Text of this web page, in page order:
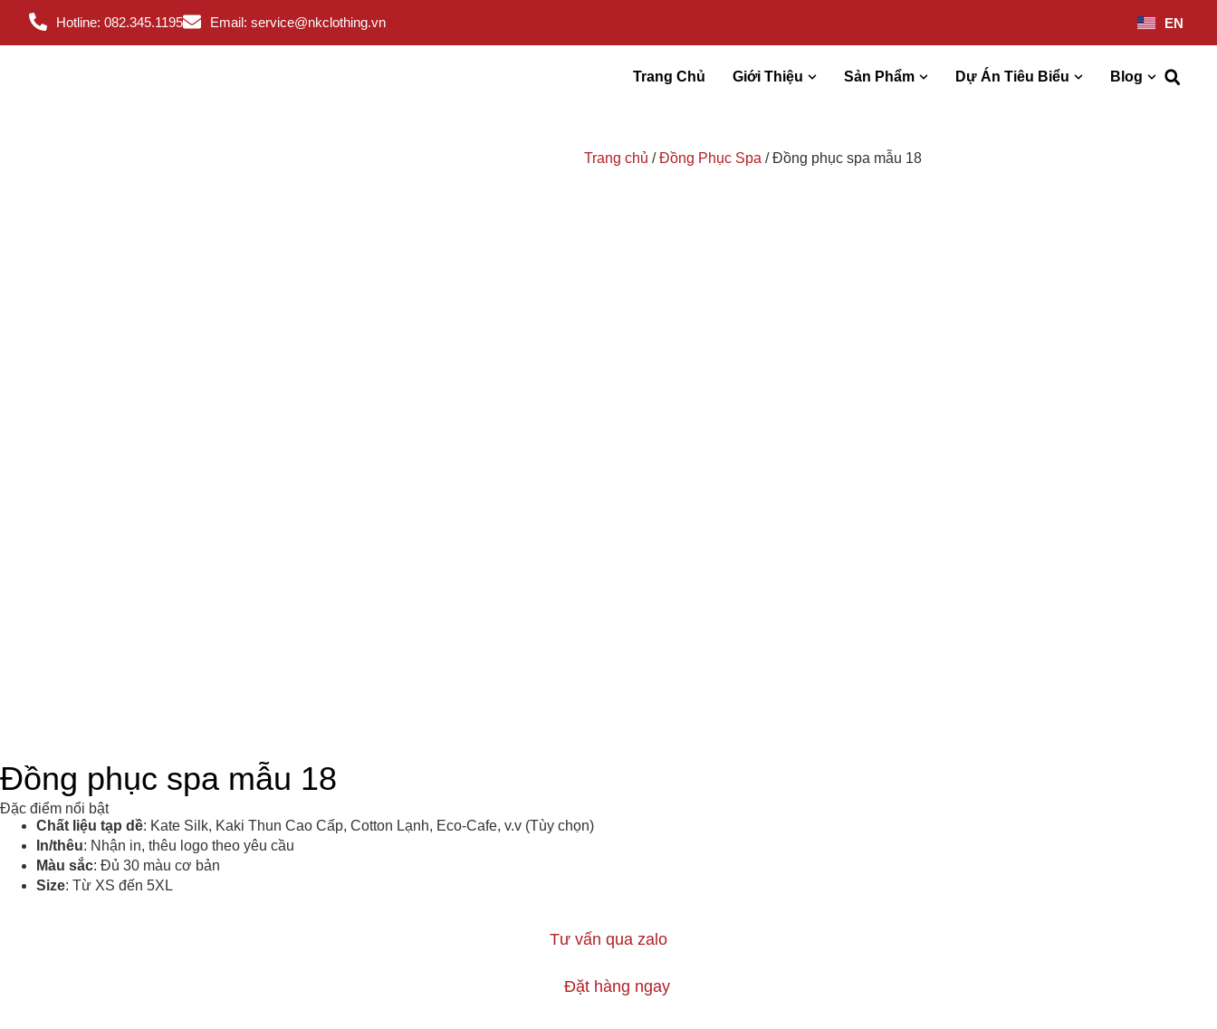
Hotline: 082.345.1195 Email: service@nkclothing.vn EN
Trang Chủ Giới Thiệu Sản Phẩm Dự Án Tiêu Biểu Blog
Trang chủ /Đồng Phục Spa / Đồng phục spa mẫu 18
Đồng phục spa mẫu 18
Đặc điểm nổi bật
Chất liệu tạp dề: Kate Silk, Kaki Thun Cao Cấp, Cotton Lạnh, Eco-Cafe, v.v (Tùy chọn)
In/thêu: Nhận in, thêu logo theo yêu cầu
Màu sắc: Đủ 30 màu cơ bản
Size: Từ XS đến 5XL
Tư vấn qua zalo
Đặt hàng ngay